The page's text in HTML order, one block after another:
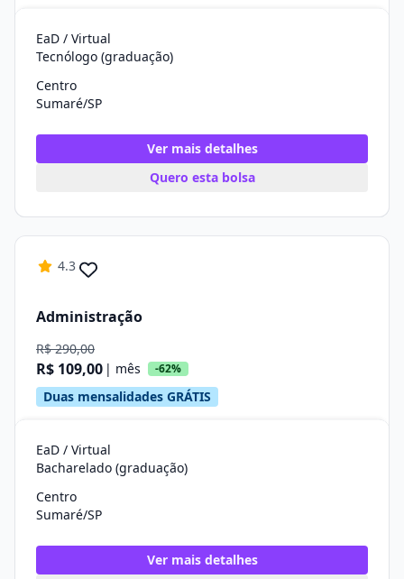
EaD / Virtual
Tecnólogo (graduação)
Centro
Sumaré/SP
Ver mais detalhes
Quero esta bolsa
4.3
Administração
R$ 290,00
R$ 109,00 | mês -62%
Duas mensalidades GRÁTIS
EaD / Virtual
Bacharelado (graduação)
Centro
Sumaré/SP
Ver mais detalhes